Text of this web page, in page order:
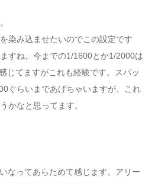
染み込ませたいのでこの設定です
すね。今までの1/1600とか1/2000は
じてますがこれも経験です。スパッ
ぐらいまであげちゃいますが、これ
かなと思ってます。
なってあらためて感じます。アリー